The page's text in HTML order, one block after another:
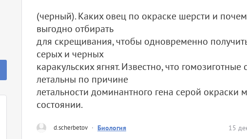
d.scherbetov · Биология 15
(черный). Каких овец по окраске шерсти и
выгодно отбирать
для скрещивания, чтобы одновременно
серых и черных
каракульских ягнят. Известно, что
летальны по причине
летальности доминантного гена серой окраски
состоянии.